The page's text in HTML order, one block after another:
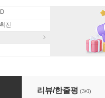
전
리뷰/한줄평 (3/0)